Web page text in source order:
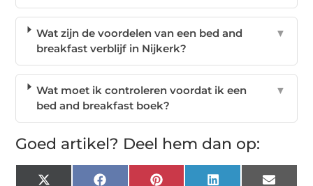
Wat zijn de voordelen van een bed and
breakfast verblijf in Nijkerk?
▼
Wat moet ik controleren voordat ik een
bed and breakfast boek?
▼
Goed artikel? Deel hem dan op: